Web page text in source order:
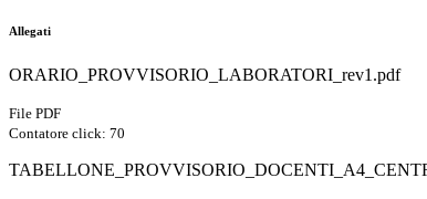
Allegati
ORARIO_PROVVISORIO_LABORATORI_rev1.pdf
File PDF
Contatore click: 70